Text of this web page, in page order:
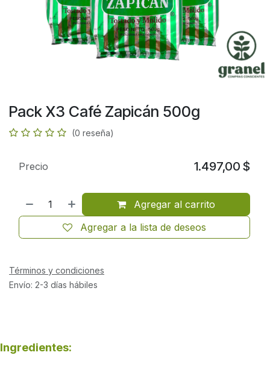
Pack X3 Café Zapicán 500g
(0 reseña)
Agregar al carrito
Agregar a la lista de deseos
Precio 1.497,00 $
Términos y condiciones
Envío: 2-3 días hábiles
Ingredientes: